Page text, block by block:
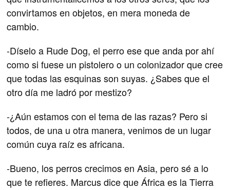
convirtamos en objetos, en mera moneda de
cambio.
-Díselo a Rude Dog, el perro ese que anda por ahí
como si fuese un pistolero o un colonizador que cree
que todas las esquinas son suyas. ¿Sabes que el
otro día me ladró por mestizo?
-¿Aún estamos con el tema de las razas? Pero si
todos, de una u otra manera, venimos de un lugar
común cuya raíz es africana.
-Bueno, los perros crecimos en Asia, pero sé a lo
que te refieres. Marcus dice que África es la Tierra